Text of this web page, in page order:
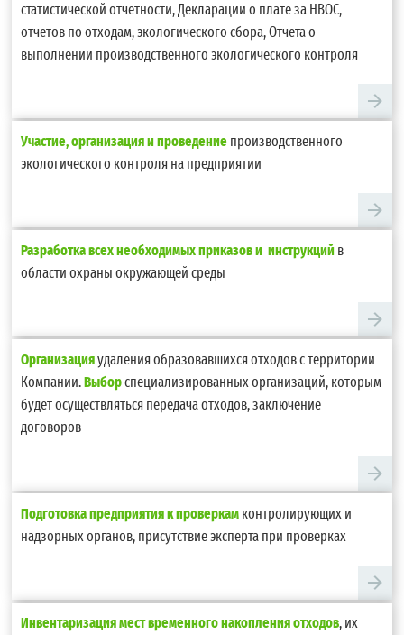
статистической отчетности, Декларации о плате за НВОС,
отчетов по отходам, экологического сбора, Отчета о
выполнении производственного экологического контроля
Участие, организация и проведение производственного
экологического контроля на предприятии
Разработка всех необходимых приказов и инструкций в
области охраны окружающей среды
Организацияудаления образовавшихся отходов с территории
Компании.Выборспециализированных организаций, которым
будет осуществляться передача отходов, заключение
договоров
Подготовка предприятия к проверкам контролирующих и
надзорных органов, присутствие эксперта при проверках
Инвентаризация мест временного накопления отходов, их